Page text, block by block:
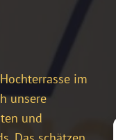
im
unsere
und